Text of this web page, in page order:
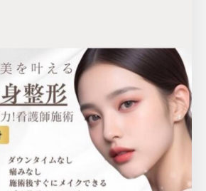
エステでリラクゼーシ
もに癒される理由
悩みの解消とリラクゼーションを同時
。なぜなら、シミやシワ、毛穴など多